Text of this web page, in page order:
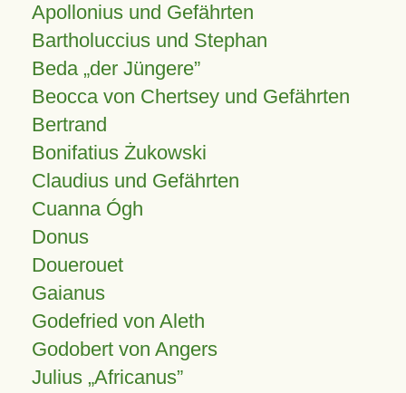
Apollonius und Gefährten
Bartholuccius und Stephan
Beda „der Jüngere”
Beocca von Chertsey und Gefährten
Bertrand
Bonifatius Żukowski
Claudius und Gefährten
Cuanna Ógh
Donus
Douerouet
Gaianus
Godefried von Aleth
Godobert von Angers
Julius Africanus